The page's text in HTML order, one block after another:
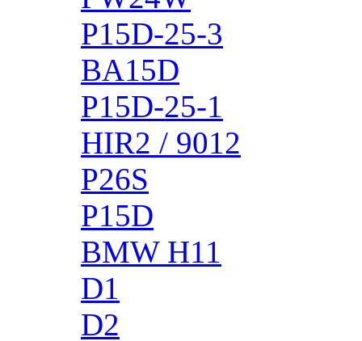
P15D-25-3
BA15D
P15D-25-1
HIR2 / 9012
P26S
P15D
BMW H11
D1
D2